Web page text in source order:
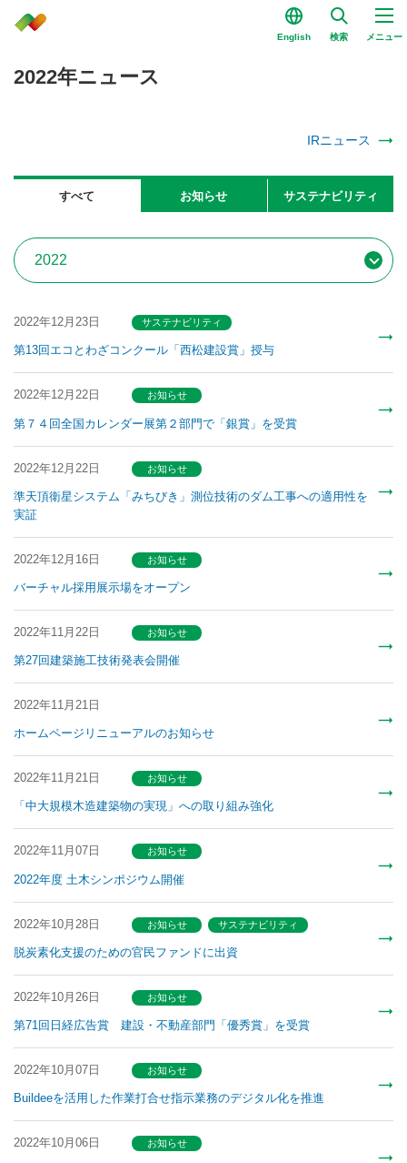
English 検索 メニュー
2022年ニュース
IRニュース
すべて お知らせ サステナビリティ
2022年12月23日 サステナビリティ
第13回エコとわざコンクール「西松建設賞」授与
2022年12月22日 お知らせ
第７４回全国カレンダー展第２部門で「銀賞」を受賞
2022年12月22日 お知らせ
準天頂衛星システム「みちびき」測位技術のダム工事への適用性を
実証
2022年12月16日 お知らせ
バーチャル採用展示場をオープン
2022年11月22日 お知らせ
第27回建築施工技術発表会開催
2022年11月21日
ホームページリニューアルのお知らせ
2022年11月21日 お知らせ
「中大規模木造建築物の実現」への取り組み強化
2022年11月07日 お知らせ
2022年度 土木シンポジウム開催
2022年10月28日 お知らせ サステナビリティ
脱炭素化支援のための官民ファンドに出資
2022年10月26日 お知らせ
第71回日経広告賞 建設・不動産部門「優秀賞」を受賞
2022年10月07日 お知らせ
Buildeeを活用した作業打合せ指示業務のデジタル化を推進
2022年10月06日 お知らせ